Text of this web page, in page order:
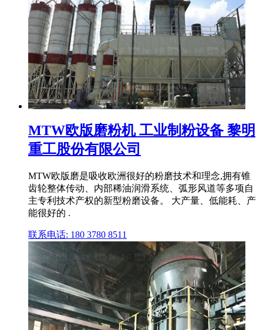
MTW欧版磨粉机 工业制粉设备 黎明
重工股份有限公司
MTW欧版磨是吸收欧洲很好的粉磨技术和理念,拥有锥
齿轮整体传动、内部稀油润滑系统、弧形风道等多项自
主专利技术产权的新型粉磨设备。 大产量、低能耗、产
能很好的 .
联系电话: 180 3780 8511